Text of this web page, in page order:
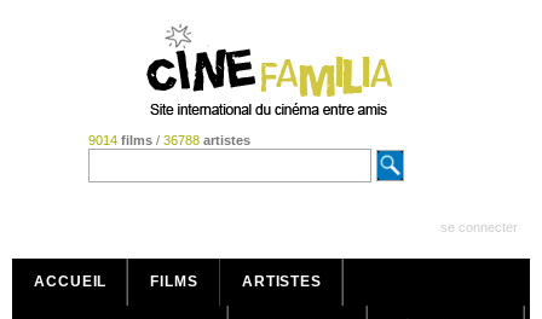
9014 films/ 36788 artistes
se connecter
ACCUEIL FILMS ARTISTES